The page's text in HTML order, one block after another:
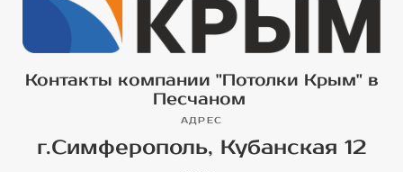
Контакты компании "Потолки Крым" в
Песчаном
АДРЕС
г.Симферополь, Кубанская 12